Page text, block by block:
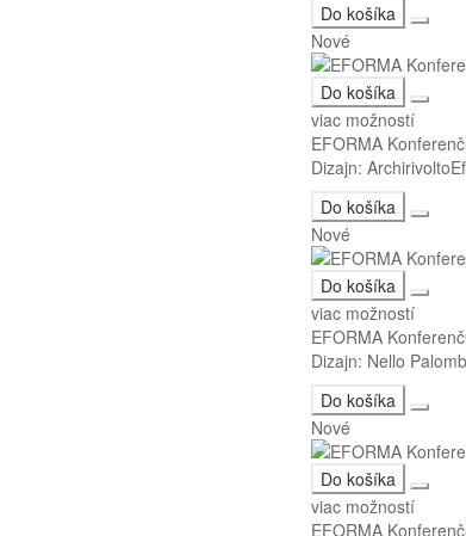
Do košíka
Nové
Do košíka
viac možností
EFORMA
Dizajn:
Do košíka
Nové
Do košíka
viac možností
EFORMA
Dizajn: Nello
Do košíka
Nové
Do košíka
viac možností
EFORMA